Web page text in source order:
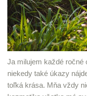
Ja milujem každé ročné
niekedy také úkazy
toľká krása. Mňa vždy